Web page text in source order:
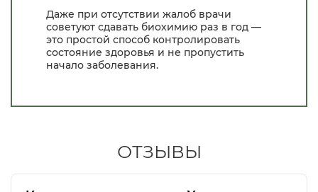
Даже при отсутствии жалоб врачи
советуют сдавать биохимию раз в год —
это простой способ контролировать
состояние здоровья и не пропустить
начало заболевания.
ОТЗЫВЫ